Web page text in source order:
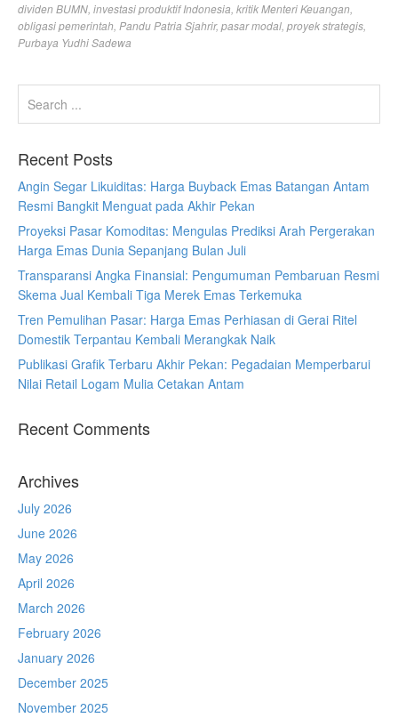
dividen BUMN investasi produktif Indonesia kritik Menteri Keuangan
obligasi pemerintah Pandu Patria Sjahrir, pasar modal proyek strategis
Purbaya Yudhi Sadewa
Recent Posts
Angin Segar Likuiditas: Harga Buyback Emas Batangan Antam
Resmi Bangkit Menguat pada Akhir Pekan
Proyeksi Pasar Komoditas: Mengulas Prediksi Arah Pergerakan
Harga Emas Dunia Sepanjang Bulan Juli
Transparansi Angka Finansial: Pengumuman Pembaruan Resmi
Skema Jual Kembali Tiga Merek Emas Terkemuka
Tren Pemulihan Pasar: Harga Emas Perhiasan di Gerai Ritel
Domestik Terpantau Kembali Merangkak Naik
Publikasi Grafik Terbaru Akhir Pekan: Pegadaian Memperbarui
Nilai Retail Logam Mulia Cetakan Antam
Recent Comments
Archives
July 2026
June 2026
May 2026
April 2026
March 2026
February 2026
January 2026
December 2025
November 2025